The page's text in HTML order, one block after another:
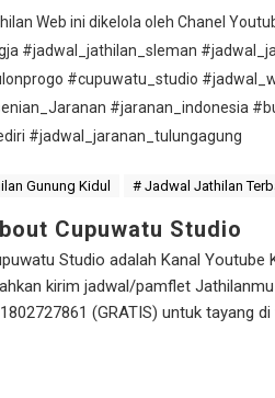
Web ini dikelola oleh Chanel
#jadwal_jathilan_sleman
#cupuwatu_studio
#jaranan_indonesia
#jadwal_jaranan_tulungagung
Gunung Kidul # Jadwal Jathilan
Cupuwatu Studio
Studio adalah Kanal Youtube
kirim jadwal/pamflet
(GRATIS) untuk tayang di